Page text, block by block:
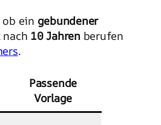
ein gebundener
10 Jahrenberufen
.
Passende
Vorlage